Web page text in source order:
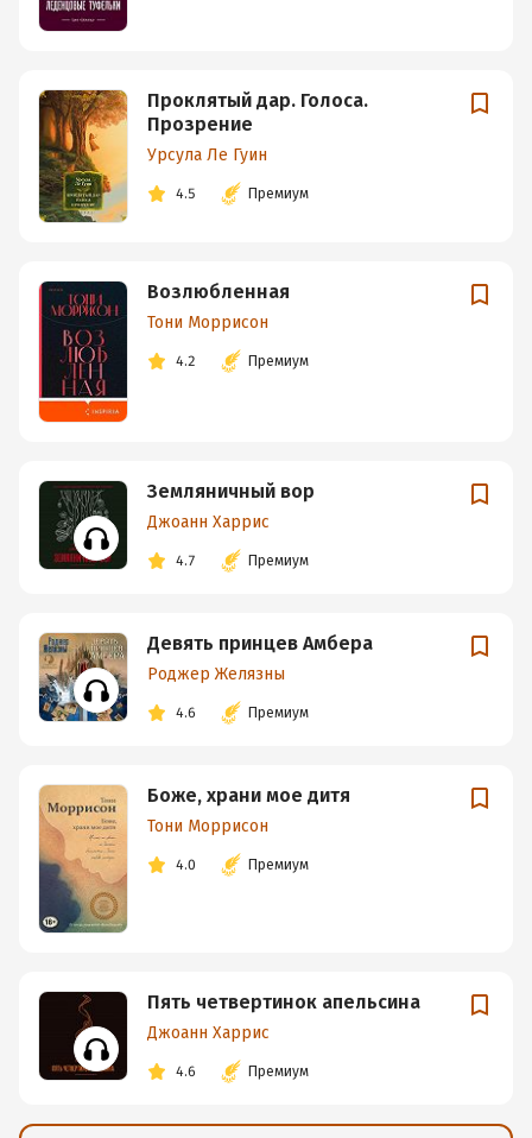
Проклятый дар. Голоса.
Прозрение
Урсула Ле Гуин
4.5 Премиум
Возлюбленная
Тони Моррисон
4.2 Премиум
Земляничный вор
Джоанн Харрис
4.7 Премиум
Девять принцев Амбера
Роджер Желязны
4.6 Премиум
Боже, храни мое дитя
Тони Моррисон
4.0 Премиум
Пять четвертинок апельсина
Джоанн Харрис
4.6 Премиум